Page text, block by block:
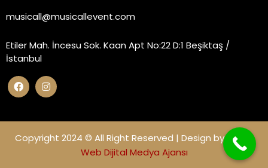
musicall@musicallevent.com
Etiler Mah. İncesu Sok. Kaan Apt No:22 D:1 Beşiktaş /
İstanbul
Copyright 2024 © All Right Reserved | Design by Miano
Web Dijital Medya Ajansı